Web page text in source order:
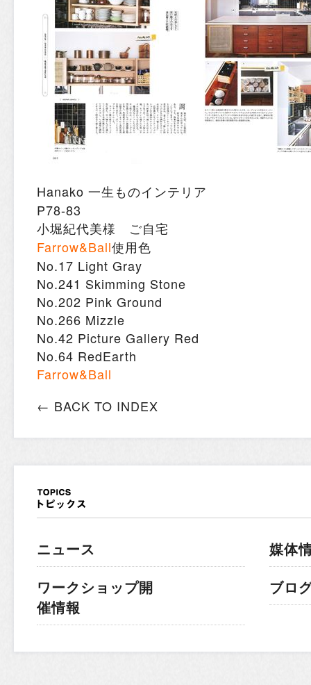
Hanako 一生ものインテリア
P78-83
小堀紀代美様 ご自宅
Farrow&Ball使用色
No.17 Light Gray
No.241 Skimming Stone
No.202 Pink Ground
No.266 Mizzle
No.42 Picture Gallery Red
No.64 RedEarth
Farrow&Ball
← BACK TO INDEX
ニュース
ワークショップ開
催情報
媒体
ブロ